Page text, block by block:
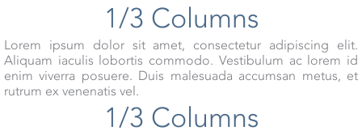
1/3 Columns
Lorem ipsum dolor sit amet, consectetur adipiscing elit.
Aliquam iaculis lobortis commodo. Vestibulum ac lorem id
enim viverra posuere. Duis malesuada accumsan metus, et
rutrum ex venenatis vel.
1/3 Columns